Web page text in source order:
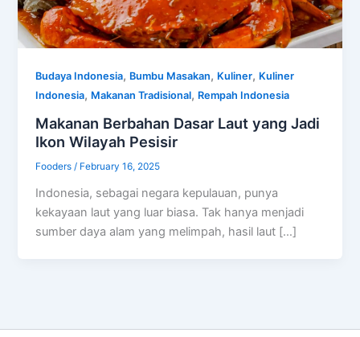
Budaya Indonesia, Bumbu Masakan, Kuliner, Kuliner
Indonesia, Makanan Tradisional, Rempah Indonesia
Makanan Berbahan Dasar Laut yang Jadi
Ikon Wilayah Pesisir
Fooders/ February 16, 2025
Indonesia, sebagai negara kepulauan, punya
kekayaan laut yang luar biasa. Tak hanya menjadi
sumber daya alam yang melimpah, hasil laut […]